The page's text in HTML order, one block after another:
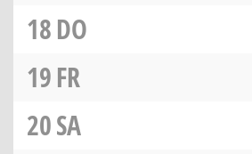
18DO
19FR
20SA